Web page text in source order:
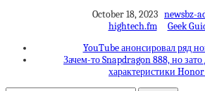
October 18, 2023 newsbz-
hightech.fm
Geek
YouTube анонсировал ряд
Зачем-то Snapdragon 888, но
характеристики